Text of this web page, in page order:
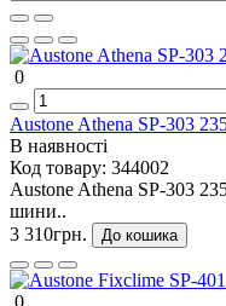
0
Austone Athena SP-303
В наявності
Код товару: 344002
Austone Athena SP-303
шини..
3 310грн.
До кошика
0